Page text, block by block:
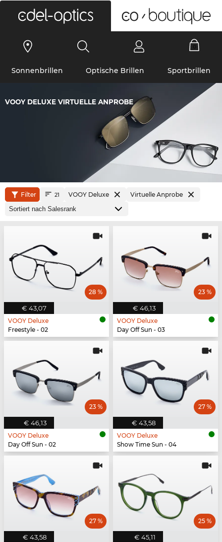
Sonnenbrillen Optische Brillen Sportbrillen
VOOY DELUXE VIRTUELLE ANPROBE
Filter 21 VOOY Deluxe Virtuelle Anprobe
€ 43,07
28 %
VOOY Deluxe
Freestyle - 02
€ 46,13
23 %
VOOY Deluxe
Day Off Sun - 03
€ 46,13
23 %
VOOY Deluxe
Day Off Sun - 02
€ 43,58
27 %
VOOY Deluxe
Show Time Sun - 04
€ 43,58
27 %
€ 45,11
25 %